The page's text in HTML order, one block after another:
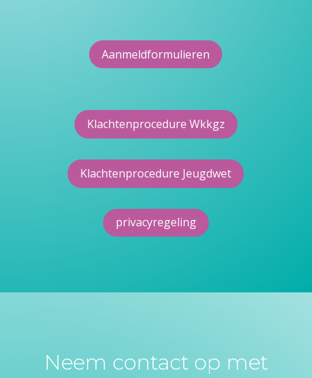
Aanmeldformulieren
Klachtenprocedure Wkkgz
Klachtenprocedure Jeugdwet
privacyregeling
Neem contact op met